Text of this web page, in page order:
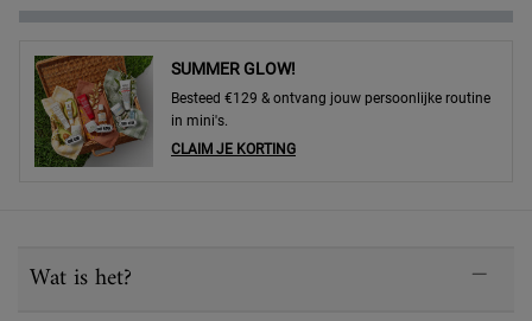
SUMMER GLOW!
Besteed €129 & ontvang jouw persoonlijke routine
in mini's.
CLAIM JE KORTING
Wat is het?